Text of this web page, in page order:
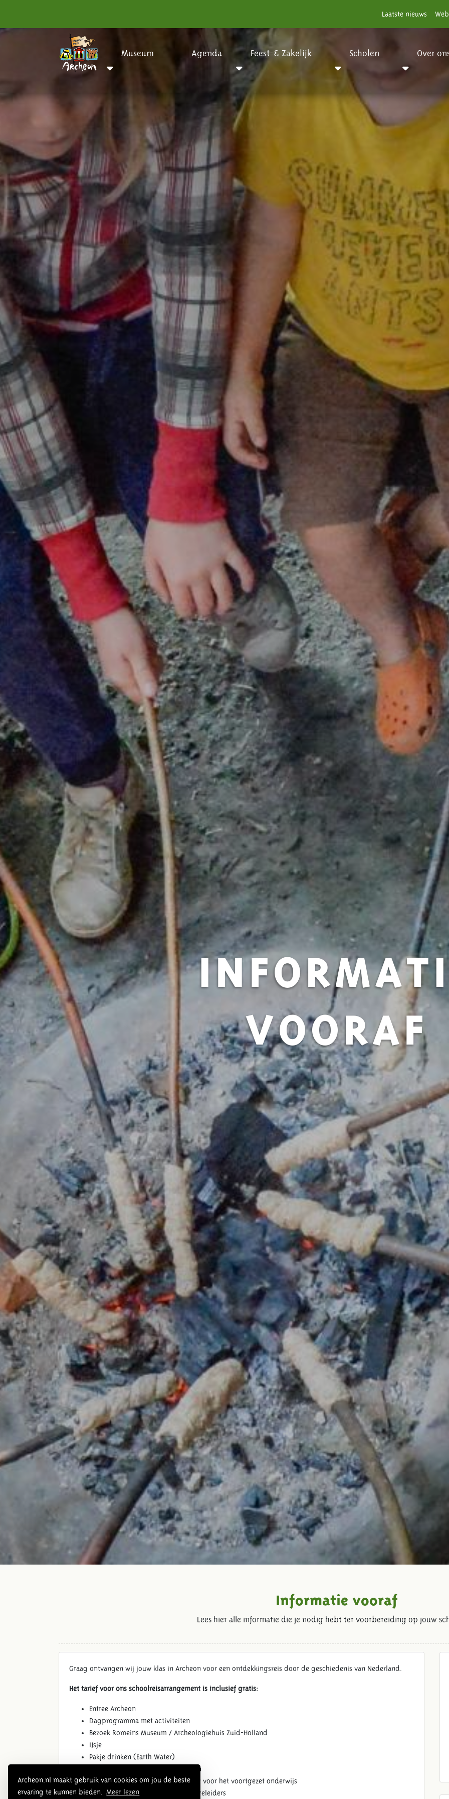
Archeon.nl maakt gebruik van cookies om jou de beste
ervaring te kunnen bieden.
Meer lezen
Laatste nieuws
Museum Agenda Feest-& Zakelijk Scholen Over
VOORAF
Informatie vooraf
Lees hier alle informatie die je nodig hebt ter voorbereiding op jouw
Graag ontvangen wij jouw klas in Archeon voor een ontdekkingsreis door de geschiedenis van Nederland.
Het tarief voor ons schoolreisarrangement is inclusief gratis:
Entree Archeon
Dagprogramma met activiteiten
Bezoek Romeins Museum / Archeologiehuis Zuid-Holland
IJsje
Pakje drinken (Earth Water)
Terugkomkaartje voor de leerlingen
Expeditietocht of ontdekkingstocht voor het voortgezet onderwijs
Docentenpas voor docenten en begeleiders